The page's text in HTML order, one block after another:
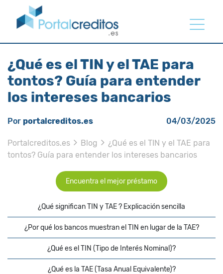
¿Qué es el TIN y el TAE para
tontos? Guía para entender
los intereses bancarios
Por portalcreditos.es 04/03/2025
Portalcreditos.es Blog
¿Qué es el TIN y el TAE para
tontos? Guía para entender los intereses bancarios
Encuentra el mejor préstamo
¿Qué significan TIN y TAE ? Explicación sencilla
¿Por qué los bancos muestran el TIN en lugar de la TAE?
¿Qué es el TIN (Tipo de Interés Nominal)?
¿Qué es la TAE (Tasa Anual Equivalente)?